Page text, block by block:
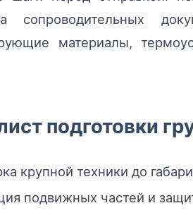
сопроводительных
материалы,
подготовки
крупной техники до
подвижных частей и